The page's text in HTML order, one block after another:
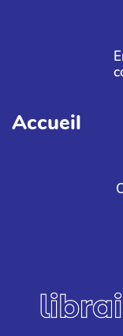
Aller au contenu
Accueil